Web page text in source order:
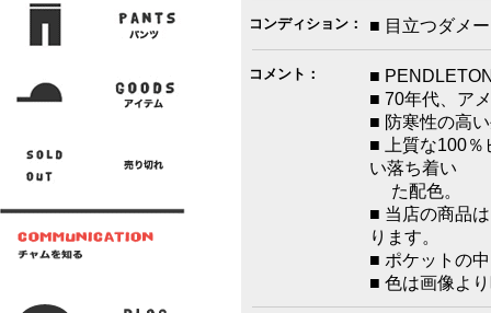
コンディション： ■ 目立つダメ
コメント：
■
■ 70年代、ア
■ 防寒性の高
■ 上質な100％
い落ち着い
た配色。
■ 当店の商品
ります。
■ ポケットの
■ 色は画像よ